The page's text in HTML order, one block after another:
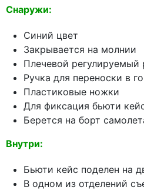
Снаружи:
Синий цвет
Закрывается на молнии
Плечевой регулируемый
Ручка для переноски в
Пластиковые ножки
Для фиксация бьюти
Берется на борт
Внутри:
Бьюти кейс поделен на
В одном из отделений